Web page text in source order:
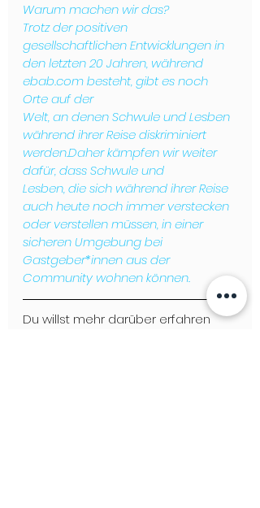
Warum machen wir das?
Trotz der positiven
gesellschaftlichen Entwicklungen in
den letzten 20 Jahren, während
ebab.com besteht, gibt es noch
Orte auf der
Welt, an denen Schwule und Lesben
während ihrer Reise diskriminiert
werden.Daher kämpfen wir weiter
dafür, dass Schwule und
Lesben, die sich während ihrer Reise
auch heute noch immer verstecken
oder verstellen müssen, in einer
sicheren Umgebung bei
Gastgeber*innen aus der
Community wohnen können.
Du willst mehr darüber erfahren